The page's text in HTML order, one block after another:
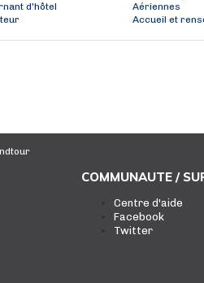
d'hôtel
Aériennes
Accueil et
COMMUNAUTE /
Centre d'aide
Facebook
Twitter